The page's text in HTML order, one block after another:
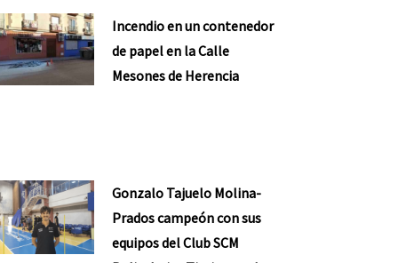
Incendio en un contenedor
de papel en la Calle
Mesones de Herencia
Gonzalo Tajuelo Molina-
Prados campeón con sus
equipos del Club SCM